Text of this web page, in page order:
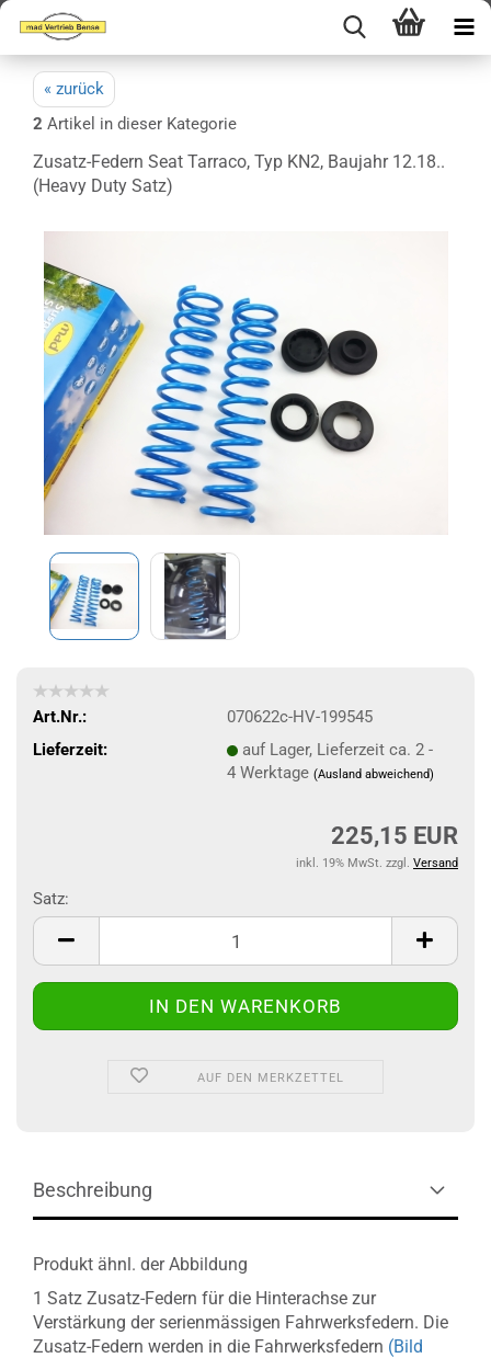
« zurück
2 Artikel in dieser Kategorie
Zusatz-Federn Seat Tarraco, Typ KN2, Baujahr 12.18..
(Heavy Duty Satz)
Art.Nr.:
070622c-HV-199545
Lieferzeit:
auf Lager, Lieferzeit ca. 2 -
4 Werktage (Ausland abweichend)
225,15 EUR
inkl. 19% MwSt. zzgl. Versand
Satz:
Satz
AUF DEN MERKZETTEL
Beschreibung
Produkt ähnl. der Abbildung
1 Satz Zusatz-Federn für die Hinterachse zur
Verstärkung der serienmässigen Fahrwerksfedern. Die
Zusatz-Federn werden in die Fahrwerksfedern (Bild